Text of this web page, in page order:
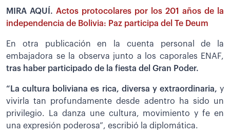
MIRA AQUÍ. Actos protocolares por los 201 años de la
independencia de Bolivia: Paz participa del Te Deum
En otra publicación en la cuenta personal de la
embajadora se la observa junto a los caporales ENAF,
tras haber participado de la fiesta del Gran Poder.
“La cultura boliviana es rica, diversa y extraordinaria, y
vivirla tan profundamente desde adentro ha sido un
privilegio. La danza une cultura, movimiento y fe en
una expresión poderosa”, escribió la diplomática.